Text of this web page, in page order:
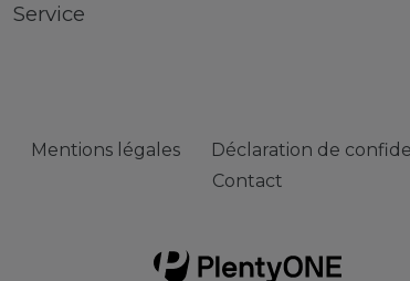
Service
Mentions légales Déclaration de
Contact